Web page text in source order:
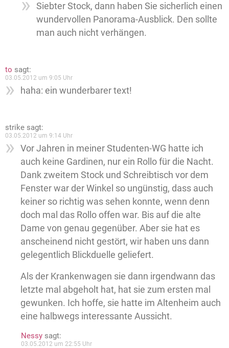
Siebter Stock, dann haben Sie sicherlich einen
wundervollen Panorama-Ausblick. Den sollte
man auch nicht verhängen.
to sagt:
03.05.2012 um 9:05 Uhr
haha: ein wunderbarer text!
strike sagt:
03.05.2012 um 9:14 Uhr
Vor Jahren in meiner Studenten-WG hatte ich
auch keine Gardinen, nur ein Rollo für die Nacht.
Dank zweitem Stock und Schreibtisch vor dem
Fenster war der Winkel so ungünstig, dass auch
keiner so richtig was sehen konnte, wenn denn
doch mal das Rollo offen war. Bis auf die alte
Dame von genau gegenüber. Aber sie hat es
anscheinend nicht gestört, wir haben uns dann
gelegentlich Blickduelle geliefert.
Als der Krankenwagen sie dann irgendwann das
letzte mal abgeholt hat, hat sie zum ersten mal
gewunken. Ich hoffe, sie hatte im Altenheim auch
eine halbwegs interessante Aussicht.
Nessy sagt:
03.05.2012 um 22:55 Uhr